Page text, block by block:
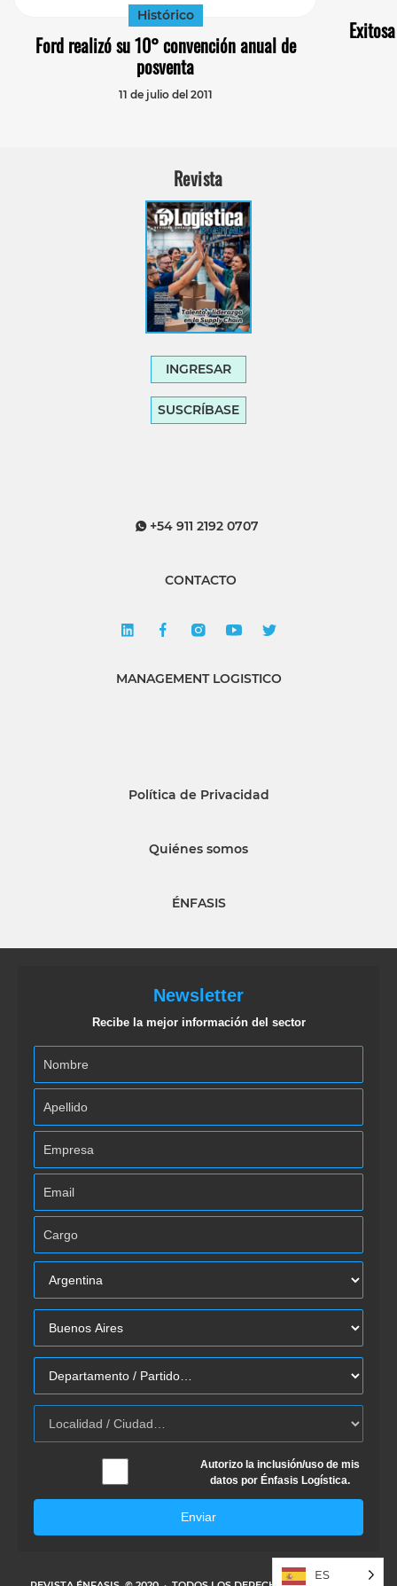
Histórico
Ford realizó su 10° convención anual de
posventa
11 de julio del 2011
Revista
INGRESAR
SUSCRÍBASE
+54 911 2192 0707
CONTACTO
MANAGEMENT LOGISTICO
Política de Privacidad
Quiénes somos
ÉNFASIS
Newsletter
Recibe la mejor información del sector
Autorizo la inclusión/uso de mis
datos por Énfasis Logística.
Enviar
ES